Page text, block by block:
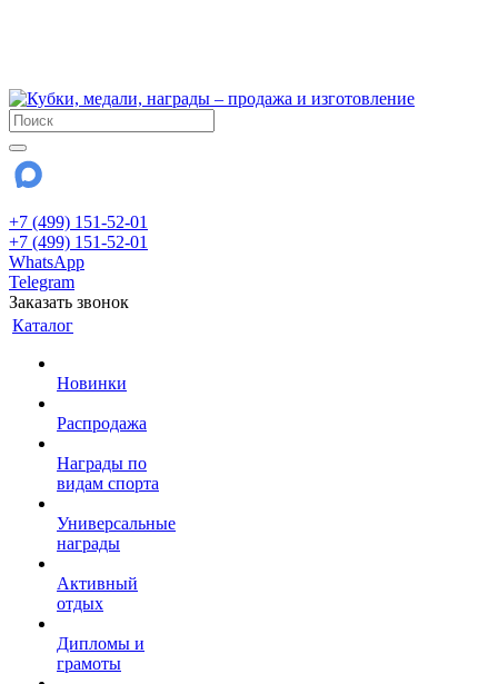
+7 (499) 151-52-01
+7 (499) 151-52-01
WhatsApp
Telegram
Заказать звонок
Каталог
Новинки
Распродажа
Награды по
видам спорта
Универсальные
награды
Активный
отдых
Дипломы и
грамоты